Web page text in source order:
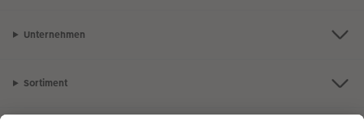
Unternehmen
Sortiment